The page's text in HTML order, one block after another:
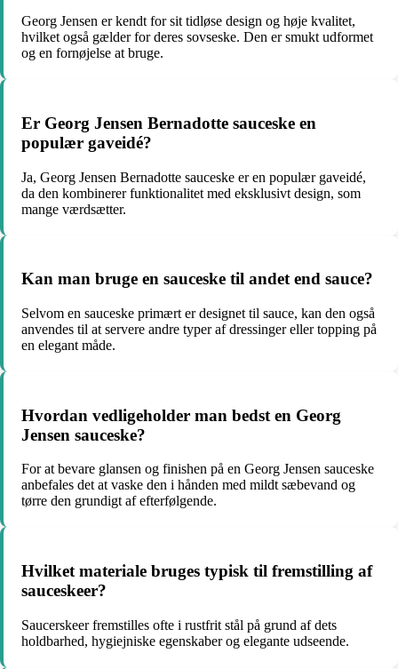
Georg Jensen er kendt for sit tidløse design og høje kvalitet,
hvilket også gælder for deres sovseske. Den er smukt udformet
og en fornøjelse at bruge.
Er Georg Jensen Bernadotte sauceske en
populær gaveidé?
Ja, Georg Jensen Bernadotte sauceske er en populær gaveidé,
da den kombinerer funktionalitet med eksklusivt design, som
mange værdsætter.
Kan man bruge en sauceske til andet end sauce?
Selvom en sauceske primært er designet til sauce, kan den også
anvendes til at servere andre typer af dressinger eller topping på
en elegant måde.
Hvordan vedligeholder man bedst en Georg
Jensen sauceske?
For at bevare glansen og finishen på en Georg Jensen sauceske
anbefales det at vaske den i hånden med mildt sæbevand og
tørre den grundigt af efterfølgende.
Hvilket materiale bruges typisk til fremstilling af
sauceskeer?
Saucerskeer fremstilles ofte i rustfrit stål på grund af dets
holdbarhed, hygiejniske egenskaber og elegante udseende.